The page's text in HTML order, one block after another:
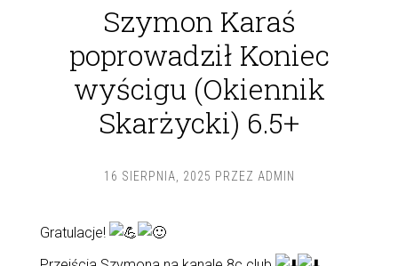
Szymon Karaś
poprowadził Koniec
wyścigu (Okiennik
Skarżycki) 6.5+
16 SIERPNIA, 2025 PRZEZ ADMIN
Gratulacje!